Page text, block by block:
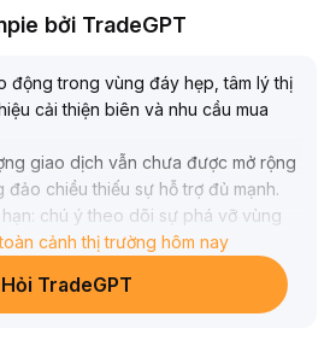
bởi TradeGPT
động trong vùng đáy hẹp, tâm lý thị
cải thiện biên và nhu cầu mua
giao dịch vẫn chưa được mở rộng
đảo chiều thiếu sự hỗ trợ đủ mạnh.
chú ý theo dõi sự phá vỡ vùng
nếu tăng mạnh vượt qua 1,10
thể coi là tín hiệu phục hồi giai
duy trì dao động
cảnh thị trường hôm nay
Hỏi TradeGPT